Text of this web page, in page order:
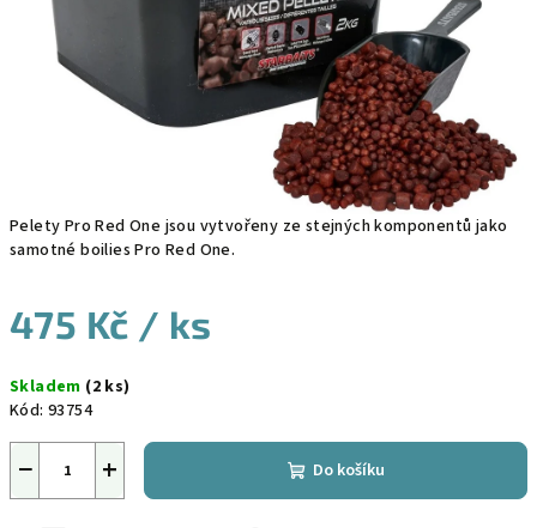
Pelety Pro Red One jsou vytvořeny ze stejných komponentů jako
samotné boilies Pro Red One.
475 Kč / ks
cena:
Skladem (2 ks)
Kód: 93754
+
− Do košíku